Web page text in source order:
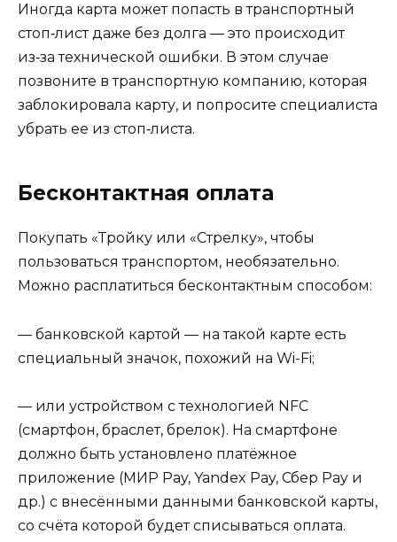
Иногда карта может попасть в транспортный
стоп‑лист даже без долга — это происходит
из‑за технической ошибки. В этом случае
позвоните в транспортную компанию, которая
заблокировала карту, и попросите специалиста
убрать ее из стоп‑листа.
Бесконтактная оплата
Покупать «Тройку или «Стрелку», чтобы
пользоваться транспортом, необязательно.
Можно расплатиться бесконтактным способом:
— банковской картой — на такой карте есть
специальный значок, похожий на Wi-Fi;
— или устройством с технологией NFC
(смартфон, браслет, брелок). На смартфоне
должно быть установлено платёжное
приложение (МИР Pay, Yandex Pay, Сбер Pay и
др.) с внесёнными данными банковской карты,
со счёта которой будет списываться оплата.